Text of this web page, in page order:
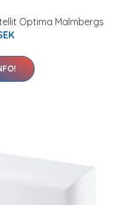
Optima Malmbergs